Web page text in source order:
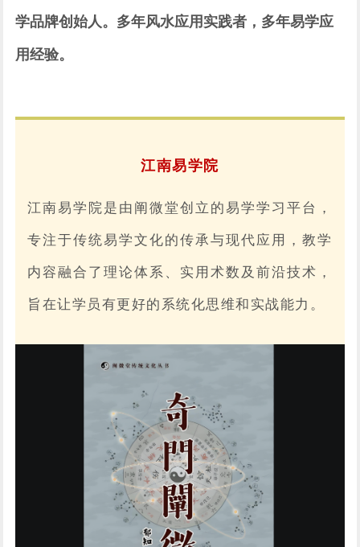
学品牌创始人。多年风水应用实践者，多年易学应
用经验。
江南易学院
江南易学院是由阐微堂创立的易学学习平台，
专注于传统易学文化的传承与现代应用，教学
内容融合了理论体系、实用术数及前沿技术，
旨在让学员有更好的系统化思维和实战能力。